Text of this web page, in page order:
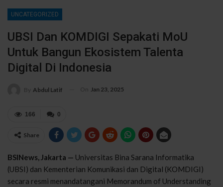
UNCATEGORIZED
UBSI Dan KOMDIGI Sepakati MoU
Untuk Bangun Ekosistem Talenta
Digital Di Indonesia
By Abdul Latif On Jan 23, 2025
0
166
Share
BSINews, Jakarta — Universitas Bina Sarana Informatika
(UBSI) dan Kementerian Komunikasi dan Digital (KOMDIGI)
secara resmi menandatangani Memorandum of Understanding